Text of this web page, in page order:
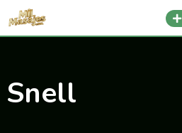
Saltar
Snell